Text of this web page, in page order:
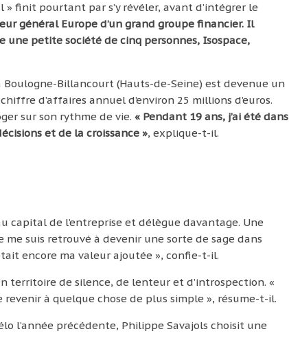
finit pourtant par s’y révéler, avant d’intégrer le
général Europe d’un grand groupe financier. Il
petite société de cinq personnes, Isospace,
Boulogne-Billancourt (Hauts-de-Seine) est devenue un
d’affaires annuel d’environ 25 millions d’euros.
sur son rythme de vie. « Pendant 19 ans, j’ai été dans
et de la croissance », explique-t-il.
capital de l’entreprise et délègue davantage. Une
suis retrouvé à devenir une sorte de sage dans
encore ma valeur ajoutée », confie-t-il.
territoire de silence, de lenteur et d’introspection. «
revenir à quelque chose de plus simple », résume-t-il.
l’année précédente, Philippe Savajols choisit une